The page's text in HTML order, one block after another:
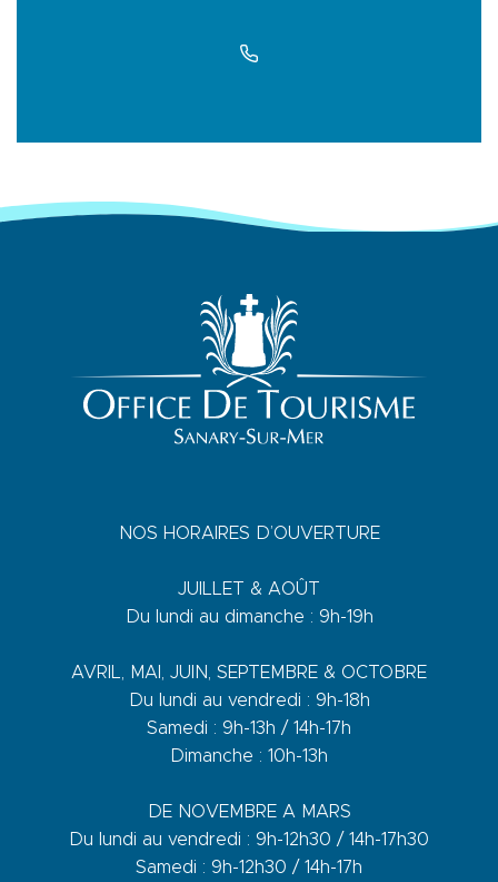
NOS HORAIRES D’OUVERTURE
JUILLET & AOÛT
Du lundi au dimanche : 9h-19h
AVRIL, MAI, JUIN, SEPTEMBRE & OCTOBRE
Du lundi au vendredi : 9h-18h
Samedi : 9h-13h / 14h-17h
Dimanche : 10h-13h
DE NOVEMBRE A MARS
Du lundi au vendredi : 9h-12h30 / 14h-17h30
Samedi : 9h-12h30 / 14h-17h